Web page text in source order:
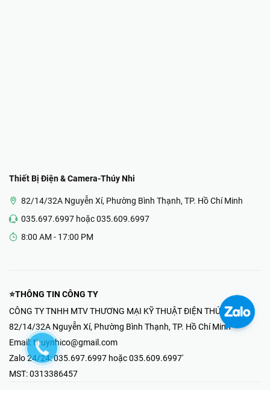
Thiết Bị Điện & Camera-Thúy Nhi
82/14/32A Nguyễn Xí, Phường Bình Thạnh, TP. Hồ Chí Minh
035.697.6997 hoặc 035.609.6997
8:00 AM - 17:00 PM
⭐THÔNG TIN CÔNG TY
CÔNG TY TNHH MTV THƯƠNG MẠI KỸ THUẬT ĐIỆN THÚY NHI
82/14/32A Nguyễn Xí, Phường Bình Thạnh, TP. Hồ Chí Minh
Email: thuynhico@gmail.com
Zalo 24/24:035.697.6997 hoặc 035.609.6997'
MST:0313386457